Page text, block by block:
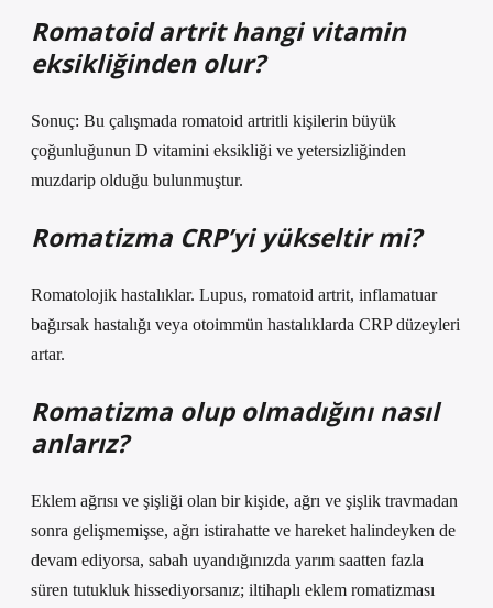
Romatoid artrit hangi vitamin
eksikliğinden olur?
Sonuç: Bu çalışmada romatoid artritli kişilerin büyük
çoğunluğunun D vitamini eksikliği ve yetersizliğinden
muzdarip olduğu bulunmuştur.
Romatizma CRP’yi yükseltir mi?
Romatolojik hastalıklar. Lupus, romatoid artrit, inflamatuar
bağırsak hastalığı veya otoimmün hastalıklarda CRP düzeyleri
artar.
Romatizma olup olmadığını nasıl
anlarız?
Eklem ağrısı ve şişliği olan bir kişide, ağrı ve şişlik travmadan
sonra gelişmemişse, ağrı istirahatte ve hareket halindeyken de
devam ediyorsa, sabah uyandığınızda yarım saatten fazla
süren tutukluk hissediyorsanız; iltihaplı eklem romatizması